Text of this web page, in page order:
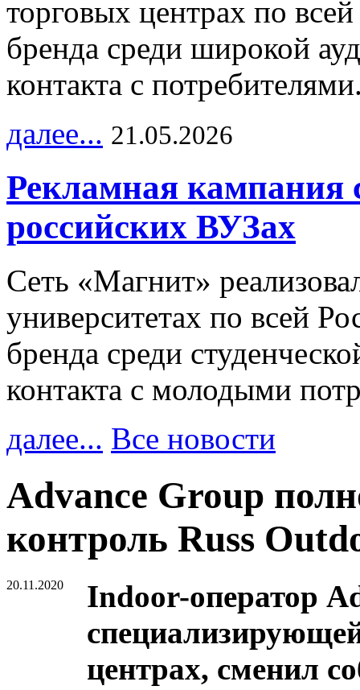
торговых центрах по
бренда среди широкой
контакта с
далее... 21.05.2026
Рекламная кампания
российских ВУЗах
Сеть «Магнит»
университетах по всей
бренда среди
контакта с молодыми
далее... Все новости
Advance Group
контроль Russ
20.11.2020
Indoor-оператор
центрах, сменил